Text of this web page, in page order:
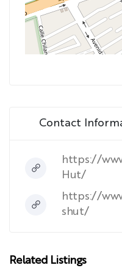
Contact
https://
Hut/
https://
shut/
Related Listings